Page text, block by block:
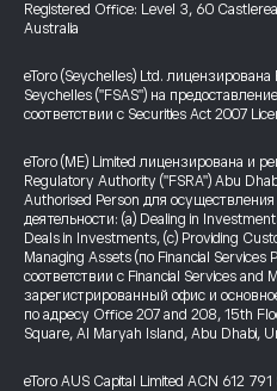
Registered Office: Level 3, 60
Australia
eToro (Seychelles) Ltd. лицензирована
Seychelles ("FSAS") на
соответствии с Securities Act 2007
eToro (ME) Limited лицензирована и
Regulatory Authority ("FSRA") Abu
Authorised Person для
деятельности: (a) Dealing in
Deals in Investments, (c) Providing
Managing Assets (по Financial
соответствии с Financial Services and
зарегистрированный офис и
по адресу Office 207 and 208, 15th
Square, Al Maryah Island, Abu Dhabi,
eToro AUS Capital Limited ACN 612